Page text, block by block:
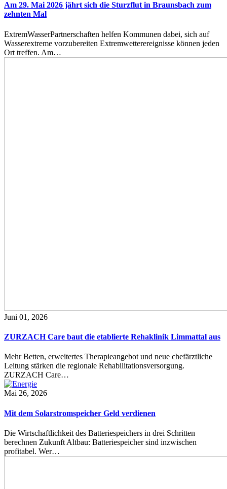
Am 29. Mai 2026 jährt sich die Sturzflut in Braunsbach zum
zehnten Mal
ExtremWasserPartnerschaften helfen Kommunen dabei, sich auf
Wasserextreme vorzubereiten Extremwetterereignisse können jeden
Ort treffen. Am…
Juni 01, 2026
ZURZACH Care baut die etablierte Rehaklinik Limmattal aus
Mehr Betten, erweitertes Therapieangebot und neue chefärztliche
Leitung stärken die regionale Rehabilitationsversorgung.
ZURZACH Care…
Mai 26, 2026
Mit dem Solarstromspeicher Geld verdienen
Die Wirtschaftlichkeit des Batteriespeichers in drei Schritten
berechnen Zukunft Altbau: Batteriespeicher sind inzwischen
profitabel. Wer…